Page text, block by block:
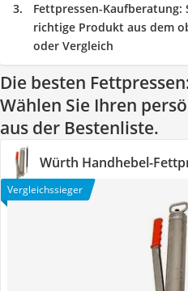
Fettpressen-Kaufberatung:
richtige Produkt aus dem
oder Vergleich
Die besten
Wählen Sie Ihren
aus der Bestenliste.
Würth Handhebel-
Vergleichssieger